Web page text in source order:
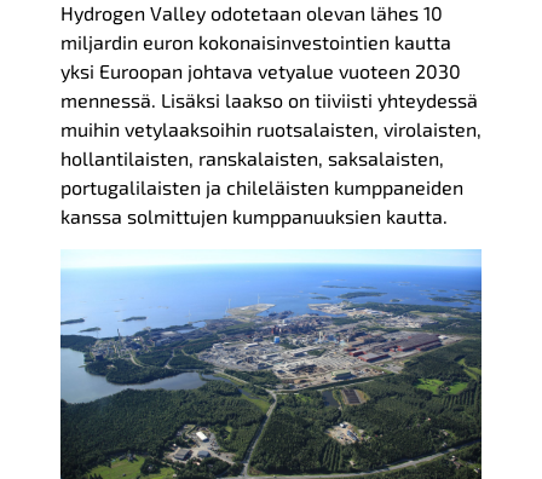
Hydrogen Valley odotetaan olevan lähes 10
miljardin euron kokonaisinvestointien kautta
yksi Euroopan johtava vetyalue vuoteen 2030
mennessä. Lisäksi laakso on tiiviisti yhteydessä
muihin vetylaaksoihin ruotsalaisten, virolaisten,
hollantilaisten, ranskalaisten, saksalaisten,
portugalilaisten ja chileläisten kumppaneiden
kanssa solmittujen kumppanuuksien kautta.